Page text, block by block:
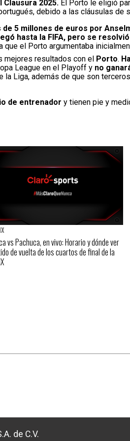
2025. El Porto le eligió
debido a las cláusulas de
de 5 millones de euros por
hasta la FIFA, pero se
que el Porto argumentaba
mejores resultados con el Porto.
League en el Playoff y no
la Liga, además de que son
de entrenador y tienen pie y
vs Pachuca, en vivo: Horario y dónde ver
de vuelta de los cuartos de final de la
de C.V.